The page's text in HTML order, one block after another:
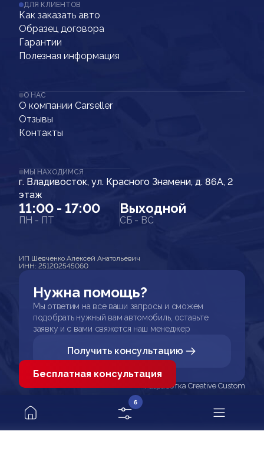
ДЛЯ КЛИЕНТОВ
Как заказать авто
Образец договора
Гарантии
Полезная информация
О НАС
О компании Carseller
Отзывы
Контакты
МЫ НАХОДИМСЯ
г. Владивосток, ул. Красного Знамени, д. 86А, 2
этаж
11:00 - 17:00
ПН - ПТ
Выходной
СБ - ВС
ИП Шевченко Алексей Анатольевич
ИНН: 251202545060
Нужна помощь?
Мы ответим на все ваши запросы и сможем
подобрать нужный вам автомобиль, оставьте
заявку и с вами свяжется наш менеджер
Получить консультацию
Разработка Creative Custom
6
Бесплатная консультация